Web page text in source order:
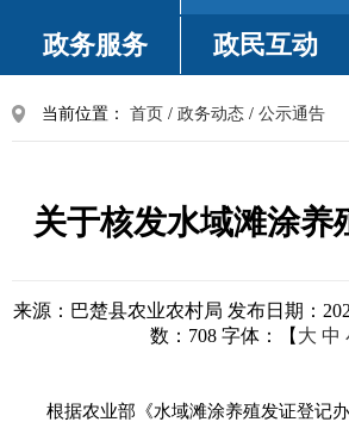
政务服务
政民互动
当前位置： 首页 / 政务动态 / 公示通告
关于核发水域滩涂养
来源：巴楚县农业农村局 发布日期：
数： 708 字体：【 大 中
根据农业部《水域滩涂养殖发证登记